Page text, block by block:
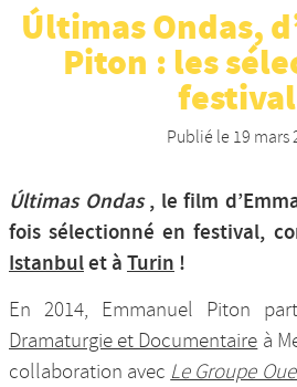
Nos
Últimas Ondas,
Piton : les
Publié le 19 mars
Últimas Ondas, le film
fois sélectionné en festival,
Istanbulet à Turin !
En 2014, Emmanuel Piton
Dramaturgie et Documentaire à
collaboration avec Le Groupe